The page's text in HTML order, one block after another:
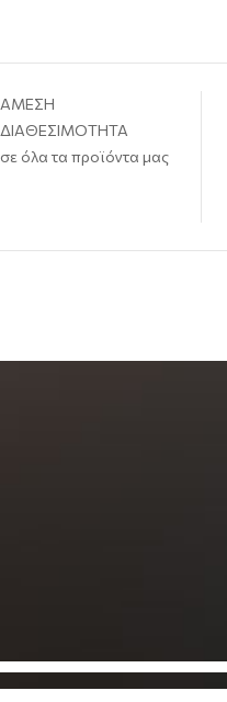
ΑΜΕΣΗ
ΔΙΑΘΕΣΙΜΟΤΗΤΑ
σε όλα τα προϊόντα μας